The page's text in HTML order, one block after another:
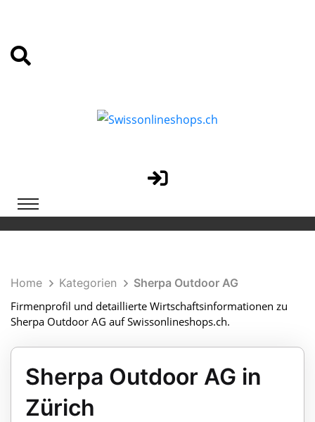
Home Kategorien
Sherpa Outdoor AG
Firmenprofil und detaillierte Wirtschaftsinformationen zu
Sherpa Outdoor AG auf Swissonlineshops.ch.
Sherpa Outdoor AG in
Zürich